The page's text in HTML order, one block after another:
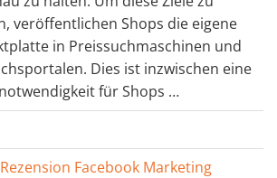
veröffentlichen Shops die eigene
in Preissuchmaschinen und
Dies ist inzwischen eine
für Shops …
Facebook Marketing